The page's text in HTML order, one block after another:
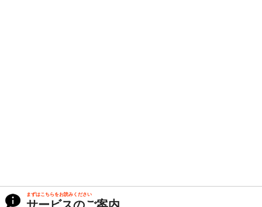
まずはこちらをお読みください